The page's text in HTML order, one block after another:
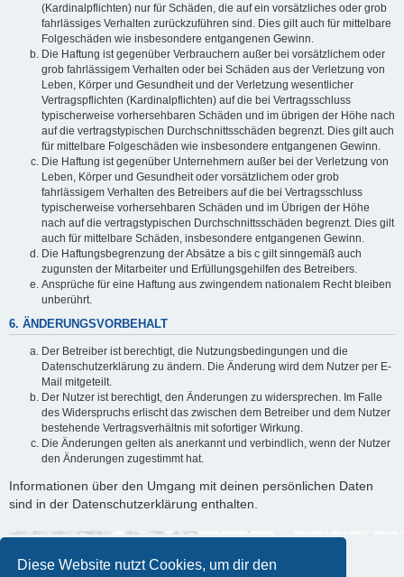
Diese Website nutzt Cookies, um dir den
(Kardinalpflichten) nur für Schäden, die auf ein vorsätzliches oder grob
fahrlässiges Verhalten zurückzuführen sind. Dies gilt auch für mittelbare
Folgeschäden wie insbesondere entgangenen Gewinn.
Die Haftung ist gegenüber Verbrauchern außer bei vorsätzlichem oder
grob fahrlässigem Verhalten oder bei Schäden aus der Verletzung von
Leben, Körper und Gesundheit und der Verletzung wesentlicher
Vertragspflichten (Kardinalpflichten) auf die bei Vertragsschluss
typischerweise vorhersehbaren Schäden und im übrigen der Höhe nach
auf die vertragstypischen Durchschnittsschäden begrenzt. Dies gilt auch
für mittelbare Folgeschäden wie insbesondere entgangenen Gewinn.
Die Haftung ist gegenüber Unternehmern außer bei der Verletzung von
Leben, Körper und Gesundheit oder vorsätzlichem oder grob
fahrlässigem Verhalten des Betreibers auf die bei Vertragsschluss
typischerweise vorhersehbaren Schäden und im Übrigen der Höhe
nach auf die vertragstypischen Durchschnittsschäden begrenzt. Dies gilt
auch für mittelbare Schäden, insbesondere entgangenen Gewinn.
Die Haftungsbegrenzung der Absätze a bis c gilt sinngemäß auch
zugunsten der Mitarbeiter und Erfüllungsgehilfen des Betreibers.
Ansprüche für eine Haftung aus zwingendem nationalem Recht bleiben
unberührt.
6. ÄNDERUNGSVORBEHALT
Der Betreiber ist berechtigt, die Nutzungsbedingungen und die
Datenschutzerklärung zu ändern. Die Änderung wird dem Nutzer per E-
Mail mitgeteilt.
Der Nutzer ist berechtigt, den Änderungen zu widersprechen. Im Falle
des Widerspruchs erlischt das zwischen dem Betreiber und dem Nutzer
bestehende Vertragsverhältnis mit sofortiger Wirkung.
Die Änderungen gelten als anerkannt und verbindlich, wenn der Nutzer
den Änderungen zugestimmt hat.
Informationen über den Umgang mit deinen persönlichen Daten
sind in der Datenschutzerklärung enthalten.